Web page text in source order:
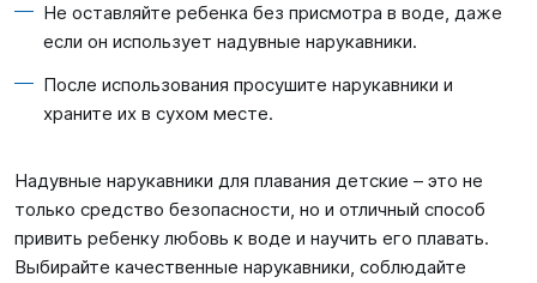
Не оставляйте ребенка без присмотра в воде, даже
если он использует надувные нарукавники.
После использования просушите нарукавники и
храните их в сухом месте.
Надувные нарукавники для плавания детские – это не
только средство безопасности, но и отличный способ
привить ребенку любовь к воде и научить его плавать.
Выбирайте качественные нарукавники, соблюдайте